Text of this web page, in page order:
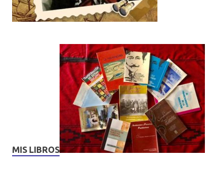
MIS LIBROS